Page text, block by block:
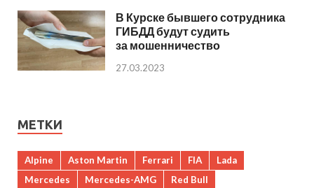
В Курске бывшего сотрудника
ГИБДД будут судить
за мошенничество
27.03.2023
МЕТКИ
Alpine Aston Martin Ferrari FIA
Lada
Mercedes
Mercedes-AMG
Red Bull